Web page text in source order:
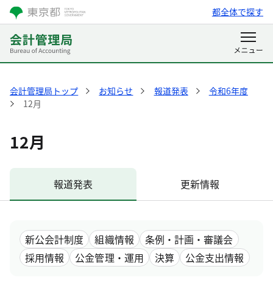
都全体で探す
会計管理局トップ お知らせ 報道発表
令和6年度
12月
12月
報道発表 更新情報
新公会計制度 組織情報
条例・計画・審議会
採用情報
公金管理・運用 決算 公金支出情報